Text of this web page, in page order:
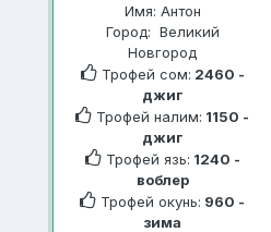
Имя: Антон
Город: Великий
Новгород
Трофей сом: 2460 -
джиг
Трофей налим: 1150 -
джиг
Трофей язь: 1240 -
воблер
Трофей окунь: 960 -
зима